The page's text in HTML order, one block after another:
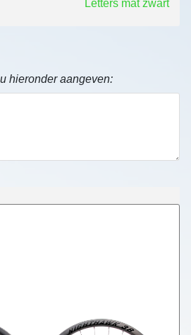
Letters mat zwart
hieronder aangeven: